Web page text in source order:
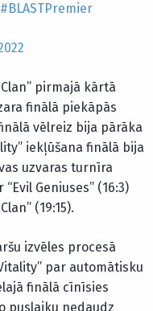
#BLASTPremier
pirmajā kārtā
finālā piekāpās
vēlreiz bija pārāka
iekļūšana finālā bija
uzvaras turnīra
Geniuses” (16:3)
(19:15).
izvēles procesā
par automātisku
finālā cīnīsies
puslaiku nedaudz